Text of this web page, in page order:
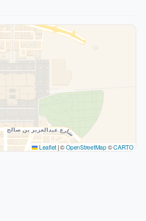
Leaflet |©OpenStreetMap©CARTO